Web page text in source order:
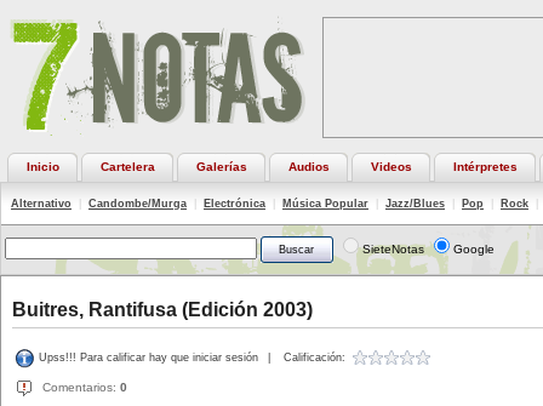
Inicio Cartelera Galerías Audios Videos Intérpretes
Alternativo Candombe/Murga Electrónica Música Popular Jazz/Blues Pop Rock
SieteNotas Google
Buitres, Rantifusa (Edición 2003)
Upss!!! Para calificar hay que iniciar sesión Calificación:
Comentarios: 0